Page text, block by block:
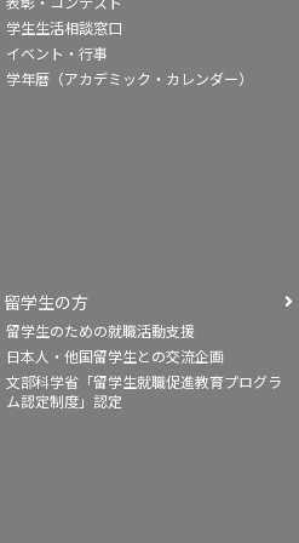
学生生活相談窓口
イベント・行事
学年暦（アカデミック・カレンダー）
留学生の方
留学生のための就職活動支援
日本人・他国留学生との交流企画
文部科学省「留学生就職促進教育プログラ
ム認定制度」認定